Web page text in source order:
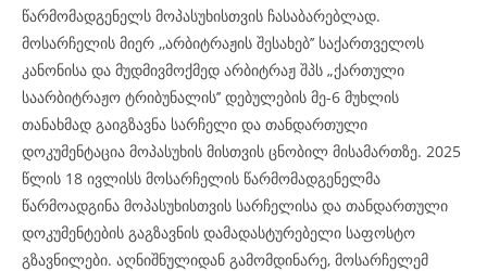
წარმომადგენელს მოპასუხისთვის ჩასაბარებლად.
მოსარჩელის მიერ ,,არბიტრაჟის შესახებ’’ საქართველოს
კანონისა და მუდმივმოქმედ არბიტრაჟ შპს „ქართული
საარბიტრაჟო ტრიბუნალის’’ დებულების მე-6 მუხლის
თანახმად გაიგზავნა სარჩელი და თანდართული
დოკუმენტაცია მოპასუხის მისთვის ცნობილ მისამართზე. 2025
წლის 18 ივლისს მოსარჩელის წარმომადგენელმა
წარმოადგინა მოპასუხისთვის სარჩელისა და თანდართული
დოკუმენტების გაგზავნის დამადასტურებელი საფოსტო
გზავნილები. აღნიშნულიდან გამომდინარე, მოსარჩელემ